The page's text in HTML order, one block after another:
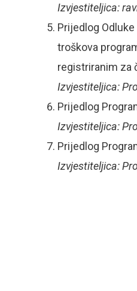
Izvjestiteljica:
Prijedlog
troškova
registriranim za
Izvjestiteljica:
Prijedlog
Izvjestiteljica:
Prijedlog
Izvjestiteljica: